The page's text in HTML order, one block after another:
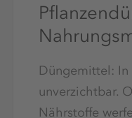
Düngemittel:
unverzichtbar.
Nährstoffe